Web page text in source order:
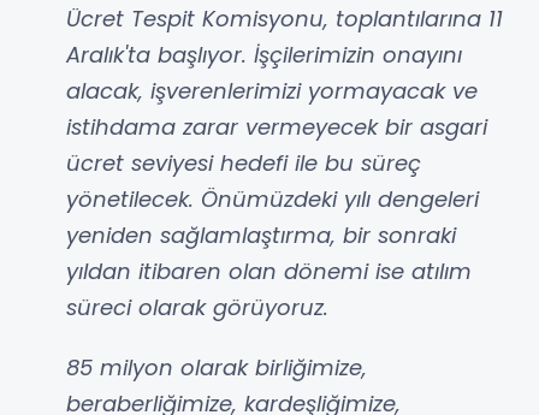
Ücret Tespit Komisyonu, toplantılarına 11
Aralık'ta başlıyor. İşçilerimizin onayını
alacak, işverenlerimizi yormayacak ve
istihdama zarar vermeyecek bir asgari
ücret seviyesi hedefi ile bu süreç
yönetilecek. Önümüzdeki yılı dengeleri
yeniden sağlamlaştırma, bir sonraki
yıldan itibaren olan dönemi ise atılım
süreci olarak görüyoruz.
85 milyon olarak birliğimize,
beraberliğimize, kardeşliğimize,